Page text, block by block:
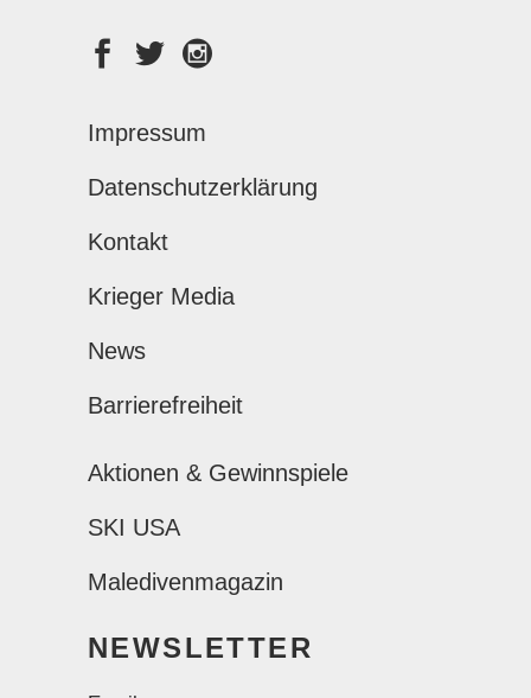
Impressum
Datenschutzerklärung
Kontakt
Krieger Media
News
Barrierefreiheit
Aktionen & Gewinnspiele
SKI USA
Maledivenmagazin
NEWSLETTER